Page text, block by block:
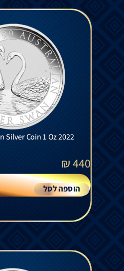
Silver Coin 1 Oz 2022
440
₪
הוספה לסל